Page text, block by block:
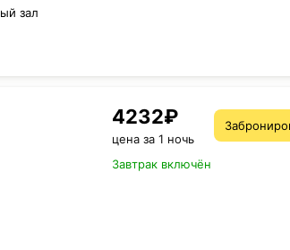
зал
4232₽
цена за 1 ночь
Завтрак включён